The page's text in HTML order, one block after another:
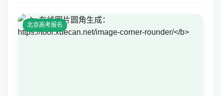
北京高考报名